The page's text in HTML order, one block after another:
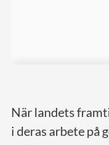
När landets
i deras arbete på